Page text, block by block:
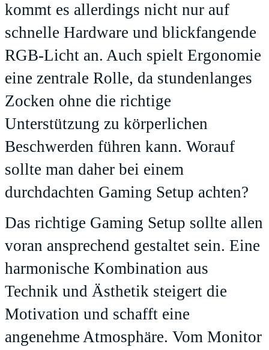
kommt es allerdings nicht nur auf
schnelle Hardware und blickfangende
RGB-Licht an. Auch spielt Ergonomie
eine zentrale Rolle, da stundenlanges
Zocken ohne die richtige
Unterstützung zu körperlichen
Beschwerden führen kann. Worauf
sollte man daher bei einem
durchdachten Gaming Setup achten?
Das richtige Gaming Setup sollte allen
voran ansprechend gestaltet sein. Eine
harmonische Kombination aus
Technik und Ästhetik steigert die
Motivation und schafft eine
angenehme Atmosphäre. Vom Monitor